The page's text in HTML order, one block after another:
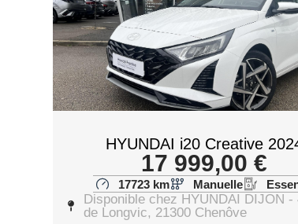
HYUNDAI i20 Creative
17 999,00 €
17723 km Manuelle
Disponible chez HYUNDAI DIJON -
de Longvic, 21300 Chenôve